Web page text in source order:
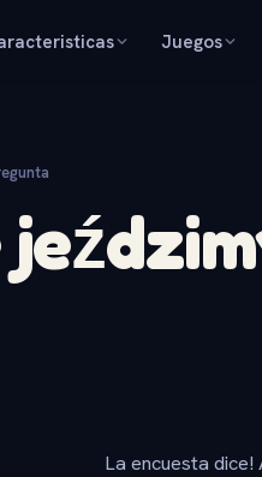
Juegos
La encuesta